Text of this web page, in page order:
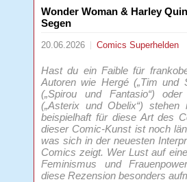
Wonder Woman & Harley
Segen
20.06.2026 ComicsSuperhelden
Hast du ein Faible für
Autoren wie Hergé („Tim und
(„Spirou und Fantasio“)
(„Asterix und Obelix“)
beispielhaft für diese Art des
dieser Comic-Kunst ist noch
was sich in der neuesten
Comics zeigt. Wer Lust auf
Feminismus und
diese Rezension besonders